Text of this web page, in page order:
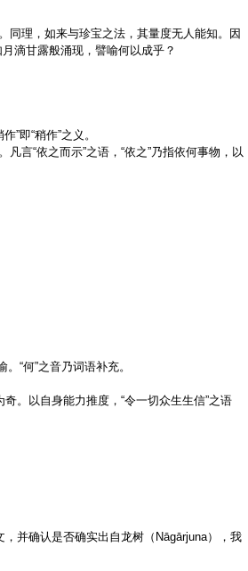
同理，如来与珍宝之法，其量度无人能知。因
滴甘露般涌现，譬喻何以成乎？
”即“稍作”之义。
言“依之而示”之语，“依之”乃指依何事物，以
“何”之音乃词语补充。
。以自身能力推度，“令一切众生生信”之语
并确认是否确实出自龙树（Nāgārjuna），我